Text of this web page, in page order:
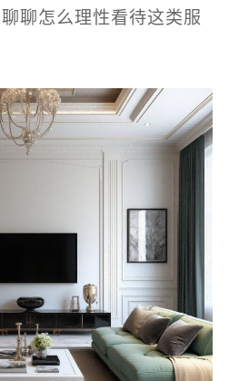
聊怎么理性看待这类服